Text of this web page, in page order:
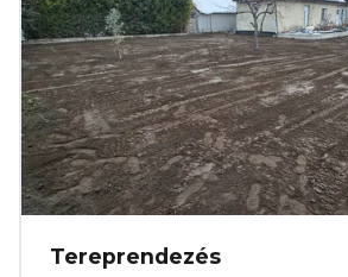
Tereprendezés